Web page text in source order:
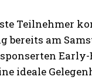
Teilnehmer
bereits am
ideale